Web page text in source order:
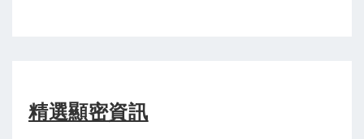
精選顯密資訊